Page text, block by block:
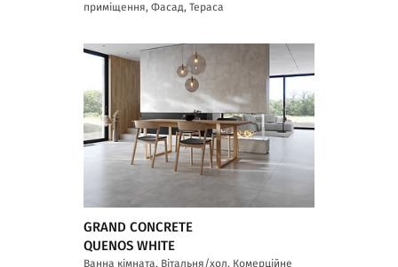
приміщення, Фасад, Тераса
GRAND CONCRETE
QUENOS WHITE
Ванна кімната, Вітальня/хол, Комерційне